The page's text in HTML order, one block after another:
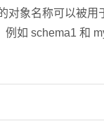
对象名称可以被用
例如 schema1 和